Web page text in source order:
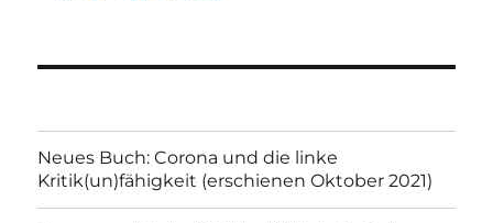
Neues Buch: Corona und die linke
Kritik(un)fähigkeit (erschienen Oktober 2021)